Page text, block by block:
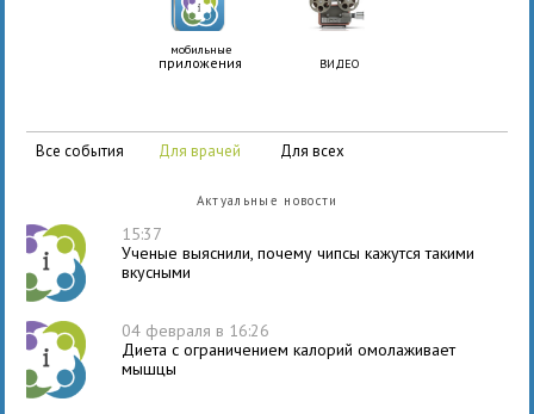
мобильные
приложения ВИДЕО
все события для врачей для всех
Актуальные новости
15:37
Ученые выяснили, почему чипсы кажутся такими
вкусными
04 февраля в 16:26
Диета с ограничением калорий омолаживает
мышцы